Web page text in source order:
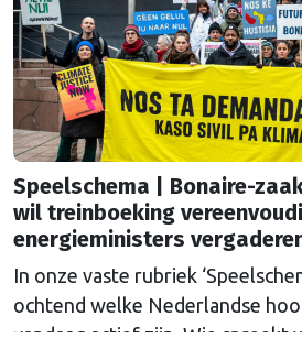
Speelschema | Bonaire-
wil treinboeking
energieministers
In onze vaste rubriek
ochtend welke Nederlandse
vandaag actief zijn. Wie spreekt